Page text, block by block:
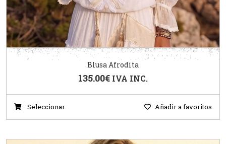
Blusa Afrodita
135.00€ IVA INC.
Seleccionar Añadir a favoritos